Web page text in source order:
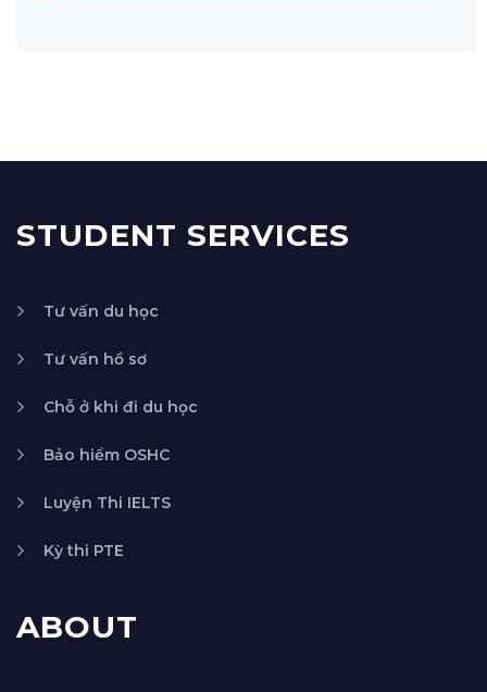
STUDENT SERVICES
Tư vấn du học
Tư vấn hồ sơ
Chỗ ở khi đi du học
Bảo hiểm OSHC
Luyện Thi IELTS
Kỳ thi PTE
ABOUT